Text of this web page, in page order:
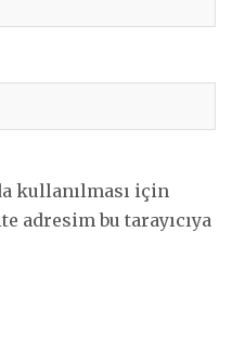
kullanılması için
adresim bu tarayıcıya